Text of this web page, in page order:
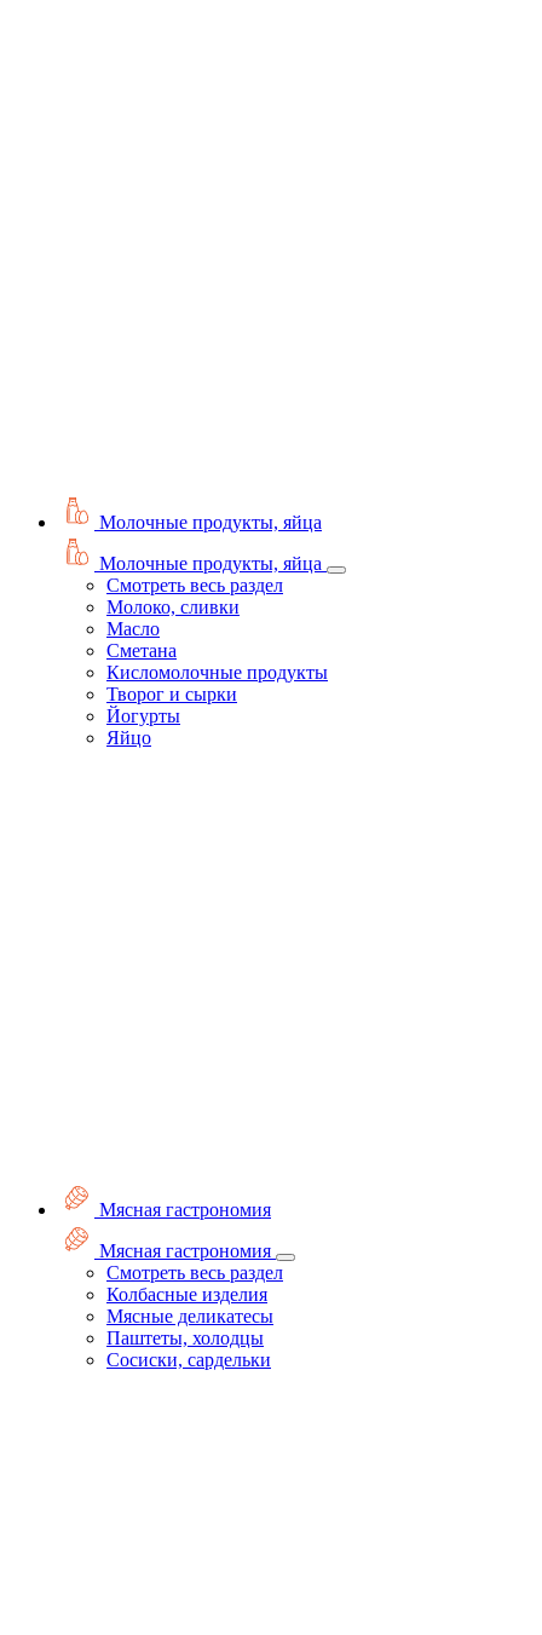
Молочные продукты, яйца
Молочные продукты, яйца
Смотреть весь раздел
Молоко, сливки
Масло
Сметана
Кисломолочные продукты
Творог и сырки
Йогурты
Яйцо
Мясная гастрономия
Мясная гастрономия
Смотреть весь раздел
Колбасные изделия
Мясные деликатесы
Паштеты, холодцы
Сосиски, сардельки